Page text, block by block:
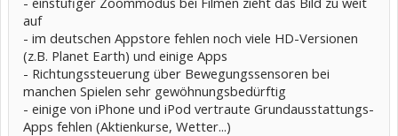
auf
- im deutschen Appstore fehlen noch viele HD-Versionen
(z.B. Planet Earth) und einige Apps
- Richtungssteuerung über Bewegungssensoren bei
manchen Spielen sehr gewöhnungsbedürftig
- einige von iPhone und iPod vertraute Grundausstattungs-
Apps fehlen (Aktienkurse, Wetter...)